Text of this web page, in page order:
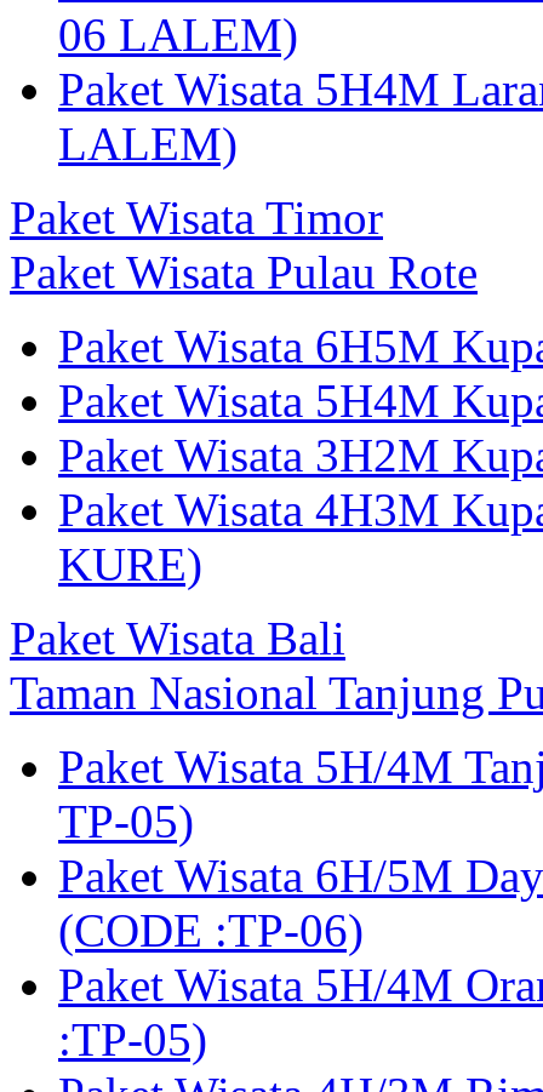
06 LALEM)
Paket Wisata 5H4M
LALEM)
Paket Wisata Timor
Paket Wisata Pulau Rote
Paket Wisata 6H5M
Paket Wisata 5H4M
Paket Wisata 3H2M
Paket Wisata 4H3M
KURE)
Paket Wisata Bali
Taman Nasional Tanjung
Paket Wisata 5H/4M
TP-05)
Paket Wisata 6H/5M
(CODE :TP-06)
Paket Wisata 5H/4M
:TP-05)